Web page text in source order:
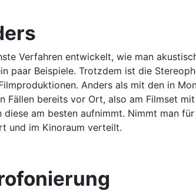
Verfahren entwickelt, wie man
paar Beispiele. Trotzdem ist die
Anders als mit den in
Fällen bereits vor Ort, also am Filmset
am besten aufnimmt. Nimmt man für
und im Kinoraum verteilt.